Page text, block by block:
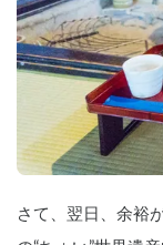
さて、翌日、余裕